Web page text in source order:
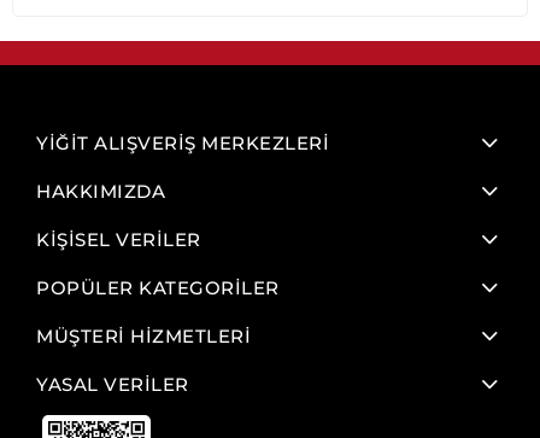
YİĞİT ALIŞVERİŞ MERKEZLERİ
HAKKIMIZDA
KİŞİSEL VERİLER
POPÜLER KATEGORİLER
MÜŞTERİ HİZMETLERİ
YASAL VERİLER